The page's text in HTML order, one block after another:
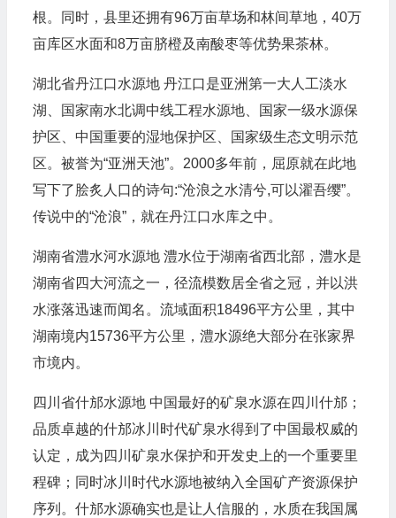
根。同时，县里还拥有96万亩草场和林间草地，40万
亩库区水面和8万亩脐橙及南酸枣等优势果茶林。
湖北省丹江口水源地 丹江口是亚洲第一大人工淡水
湖、国家南水北调中线工程水源地、国家一级水源保
护区、中国重要的湿地保护区、国家级生态文明示范
区。被誉为“亚洲天池”。2000多年前，屈原就在此地
写下了脍炙人口的诗句:“沧浪之水清兮,可以濯吾缨”。
传说中的“沧浪”，就在丹江口水库之中。
湖南省澧水河水源地 澧水位于湖南省西北部，澧水是
湖南省四大河流之一，径流模数居全省之冠，并以洪
水涨落迅速而闻名。流域面积18496平方公里，其中
湖南境内15736平方公里，澧水源绝大部分在张家界
市境内。
四川省什邡水源地 中国最好的矿泉水源在四川什邡；
品质卓越的什邡冰川时代矿泉水得到了中国最权威的
认定，成为四川矿泉水保护和开发史上的一个重要里
程碑；同时冰川时代水源地被纳入全国矿产资源保护
序列。什邡水源确实也是让人信服的，水质在我国属